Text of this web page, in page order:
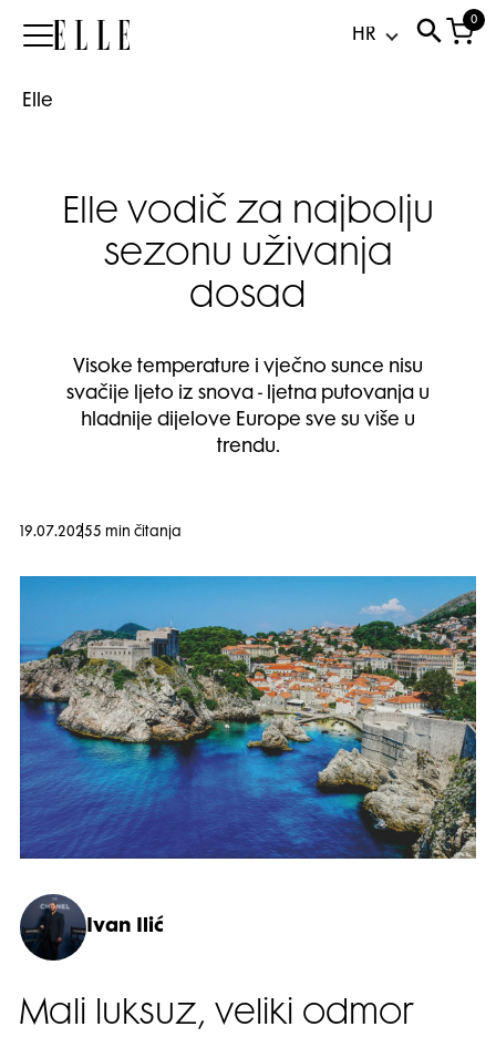
Elle
0
Elle
Elle vodič za najbolju
sezonu uživanja
dosad
Visoke temperature i vječno sunce nisu
svačije ljeto iz snova - ljetna putovanja u
hladnije dijelove Europe sve su više u
trendu.
19.07.20255 min čitanja
Ivan Ilić
Mali luksuz, veliki odmor